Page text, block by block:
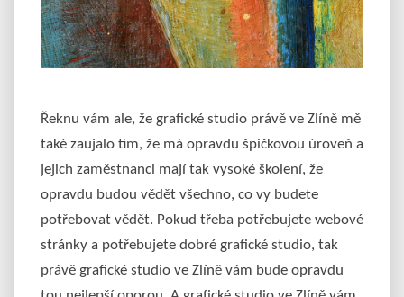
Řeknu vám ale, že grafické studio právě ve Zlíně mě
také zaujalo tím, že má opravdu špičkovou úroveň a
jejich zaměstnanci mají tak vysoké školení, že
opravdu budou vědět všechno, co vy budete
potřebovat vědět. Pokud třeba potřebujete webové
stránky a potřebujete dobré grafické studio, tak
právě grafické studio ve Zlíně vám bude opravdu